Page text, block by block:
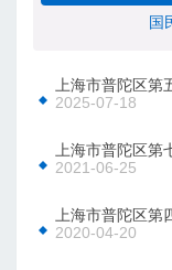
国
上海市普陀区
2025-07-18
上海市普陀区
2021-06-25
上海市普陀区
2020-04-20